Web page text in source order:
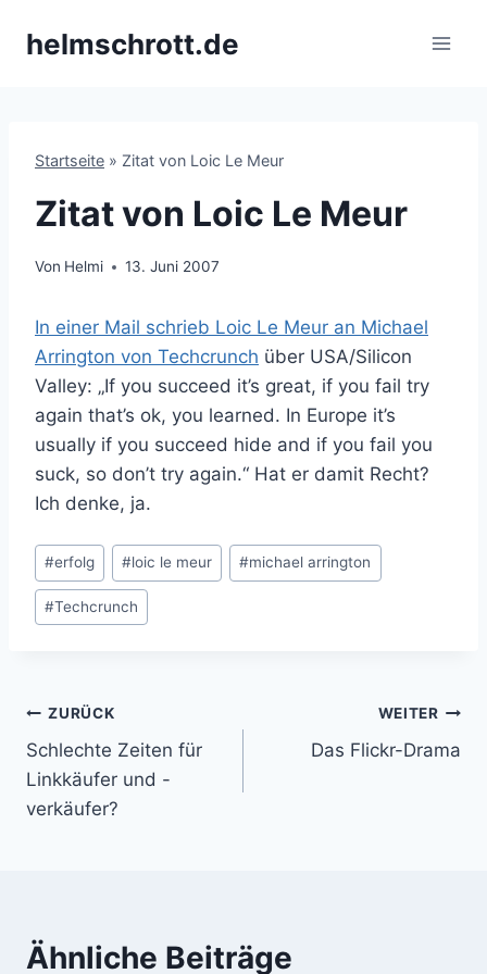
Inhalthelmschrott.de
Startseite » Zitat von Loic Le Meur
Zitat von Loic Le Meur
Von Helmi 13. Juni 2007
In einer Mail schrieb Loic Le Meur an Michael
Arrington von Techcrunch über USA/Silicon
Valley: „If you succeed it’s great, if you fail try
again that’s ok, you learned. In Europe it’s
usually if you succeed hide and if you fail you
suck, so don’t try again.“ Hat er damit Recht?
Ich denke, ja.
Schlagworte:
#erfolg #loic le meur #michael arrington
#Techcrunch
Beitragsnavigation
ZURÜCK
Schlechte Zeiten für
Linkkäufer und -
verkäufer?
WEITER
Das Flickr-Drama
Ähnliche Beiträge